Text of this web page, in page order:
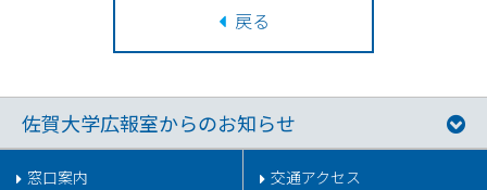
戻る
佐賀大学広報室からのお知らせ
窓口案内 交通アクセス